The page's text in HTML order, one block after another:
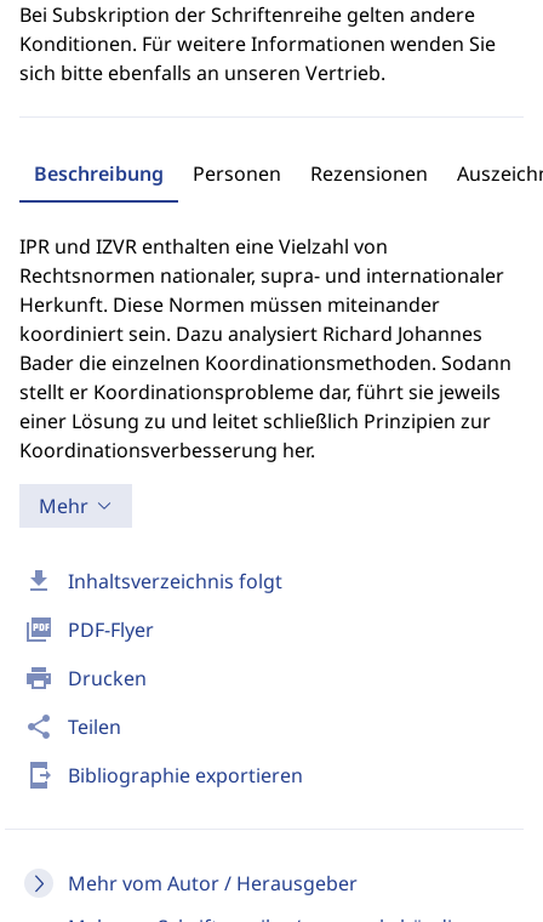
download Inhaltsverzeichnis folgt
picture_as_pdf PDF-Flyer
print Drucken
share Teilen
send_to_mobile Bibliographie exportieren
Mehr vom Autor / Herausgeber
Bei Subskription der Schriftenreihe gelten andere
Konditionen. Für weitere Informationen wenden Sie
sich bitte ebenfalls an unseren Vertrieb.
Beschreibung Personen Rezensionen
IPR und IZVR enthalten eine Vielzahl von
Rechtsnormen nationaler, supra- und internationaler
Herkunft. Diese Normen müssen miteinander
koordiniert sein. Dazu analysiert Richard Johannes
Bader die einzelnen Koordinationsmethoden. Sodann
stellt er Koordinationsprobleme dar, führt sie jeweils
einer Lösung zu und leitet schließlich Prinzipien zur
Koordinationsverbesserung her.
Mehr